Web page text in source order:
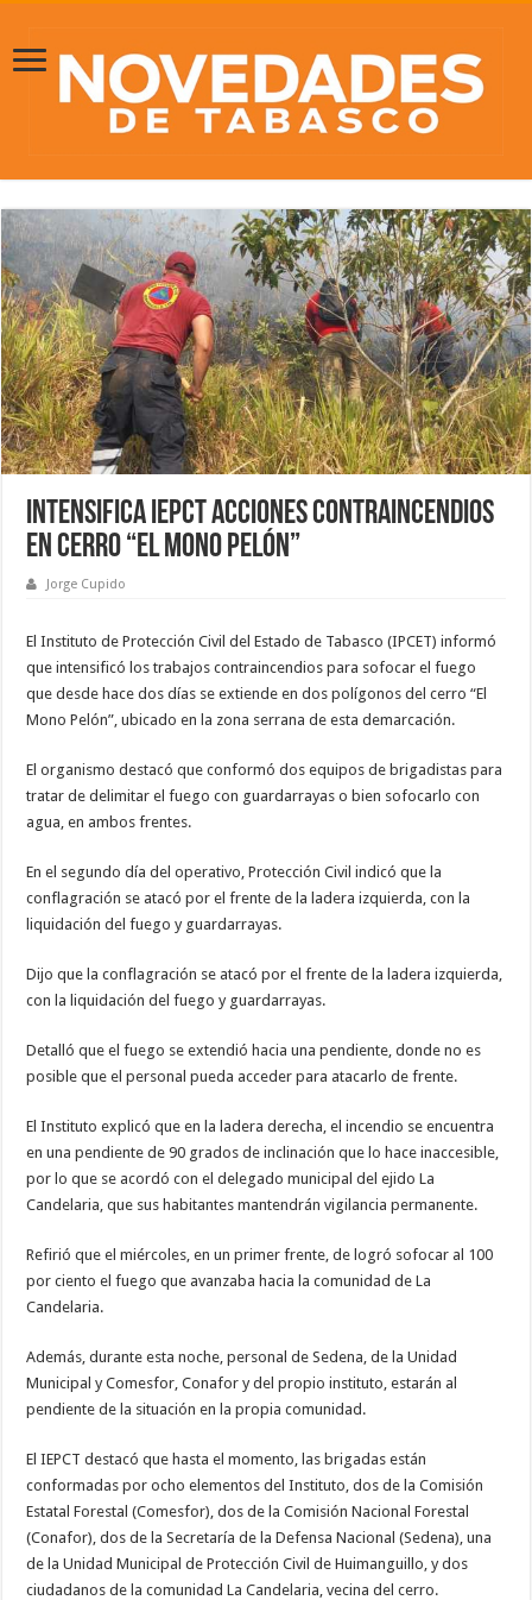
Intensifica IEPCT acciones contraincendios
en cerro “El Mono Pelón”
Jorge Cupido
El Instituto de Protección Civil del Estado de Tabasco (IPCET) informó
que intensificó los trabajos contraincendios para sofocar el fuego
que desde hace dos días se extiende en dos polígonos del cerro “El
Mono Pelón”, ubicado en la zona serrana de esta demarcación.
El organismo destacó que conformó dos equipos de brigadistas para
tratar de delimitar el fuego con guardarrayas o bien sofocarlo con
agua, en ambos frentes.
En el segundo día del operativo, Protección Civil indicó que la
conflagración se atacó por el frente de la ladera izquierda, con la
liquidación del fuego y guardarrayas.
Dijo que la conflagración se atacó por el frente de la ladera izquierda,
con la liquidación del fuego y guardarrayas.
Detalló que el fuego se extendió hacia una pendiente, donde no es
posible que el personal pueda acceder para atacarlo de frente.
El Instituto explicó que en la ladera derecha, el incendio se encuentra
en una pendiente de 90 grados de inclinación que lo hace inaccesible,
por lo que se acordó con el delegado municipal del ejido La
Candelaria, que sus habitantes mantendrán vigilancia permanente.
Refirió que el miércoles, en un primer frente, de logró sofocar al 100
por ciento el fuego que avanzaba hacia la comunidad de La
Candelaria.
Además, durante esta noche, personal de Sedena, de la Unidad
Municipal y Comesfor, Conafor y del propio instituto, estarán al
pendiente de la situación en la propia comunidad.
El IEPCT destacó que hasta el momento, las brigadas están
conformadas por ocho elementos del Instituto, dos de la Comisión
Estatal Forestal (Comesfor), dos de la Comisión Nacional Forestal
(Conafor), dos de la Secretaría de la Defensa Nacional (Sedena), una
de la Unidad Municipal de Protección Civil de Huimanguillo, y dos
ciudadanos de la comunidad La Candelaria, vecina del cerro.